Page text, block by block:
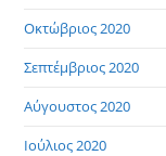
Οκτώβριος 2020
Σεπτέμβριος 2020
Αύγουστος 2020
Ιούλιος 2020